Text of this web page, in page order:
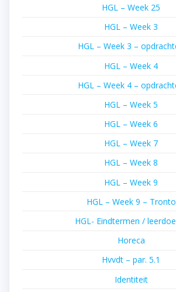
HGL – Week 25
HGL – Week 3
HGL – Week 3 –
HGL – Week 4
HGL – Week 4 –
HGL – Week 5
HGL – Week 6
HGL – Week 7
HGL – Week 8
HGL – Week 9
HGL – Week 9 – Tronto
HGL- Eindtermen /
Horeca
Hvvdt – par. 5.1
Identiteit